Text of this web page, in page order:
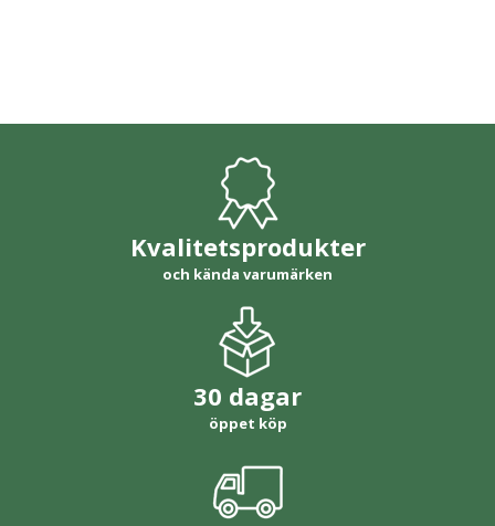
Kvalitetsprodukter
och kända varumärken
30 dagar
öppet köp